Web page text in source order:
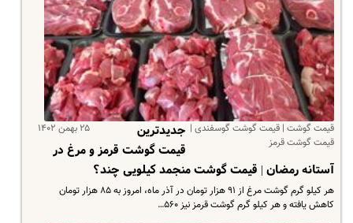
قیمت گوشت | قیمت گوشت گوسفندی |
قیمت گوشت قرمز
۲۵ بهمن ۱۴۰۲
جدیدترین
قیمت گوشت قرمز و مرغ در
آستانه رمضان | قیمت گوشت منجمد کیلویی چند؟
هر کیلو گرم گوشت مرغ از ۹۱ هزار تومان در آذر ماه، امروز به ۸۵ هزار تومان
کاهش یافته و هر کیلو گرم گوشت قرمز نیز ۵۶۰…